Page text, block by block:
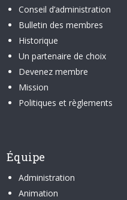
Conseil d’administration
Bulletin des membres
Historique
Un partenaire de choix
Devenez membre
Mission
Politiques et règlements
Équipe
Administration
Animation